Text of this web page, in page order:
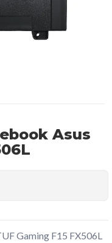
Asus
Gaming F15 FX506L